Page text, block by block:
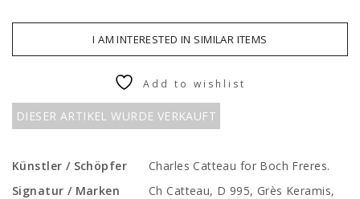
I AM INTERESTED IN SIMILAR ITEMS
DIESER ARTIKEL WURDE VERKAUFT
Add to wishlist
Künstler / Schöpfer
Charles Catteau for Boch Freres.
Signatur / Marken
Ch Catteau, D 995, Grès Keramis,